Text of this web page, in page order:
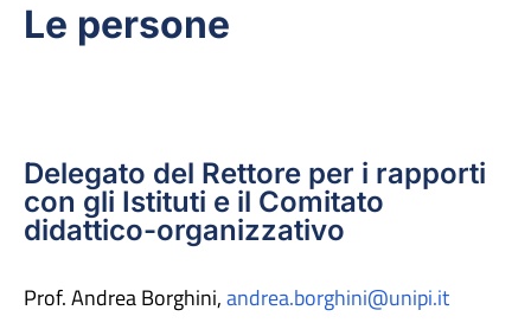
Le persone
Delegato del Rettore per i rapporti
con gli Istituti e il Comitato
didattico-organizzativo
Prof. Andrea Borghini,andrea.borghini@unipi.it